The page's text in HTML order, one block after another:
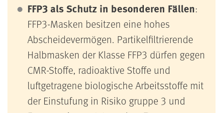
FFP3 als Schutz in besonderen Fällen:
FFP3-Masken besitzen eine hohes
Abscheidevermögen. Partikelfiltrierende
Halbmasken der Klasse FFP3 dürfen gegen
CMR-Stoffe, radioaktive Stoffe und
luftgetragene biologische Arbeitsstoffe mit
der Einstufung in Risiko gruppe 3 und